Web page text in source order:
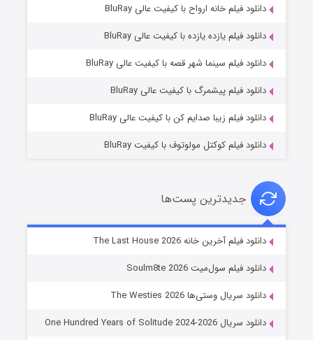
خاندان اژدها فصل ۳
دانلود فیلم خانه ارواح با کیفیت عالی BluRay
دانلود فیلم یازده یازده با کیفیت عالی BluRay
دانلود فیلم سینما شهر قصه با کیفیت عالی BluRay
دانلود فیلم پیشمرگ با کیفیت عالی BluRay
دانلود فیلم زیبا صدایم کن با کیفیت عالی BluRay
دانلود فیلم کوکتل مولوتوف با کیفیت BluRay
جدیدترین پست‌ها
دانلود فیلم آخرین خانه The Last House 2026
دانلود فیلم سول‌میت Soulm8te 2026
دانلود سریال وستی‌ها The Westies 2026
دانلود سریال One Hundred Years of Solitude 2024-2026